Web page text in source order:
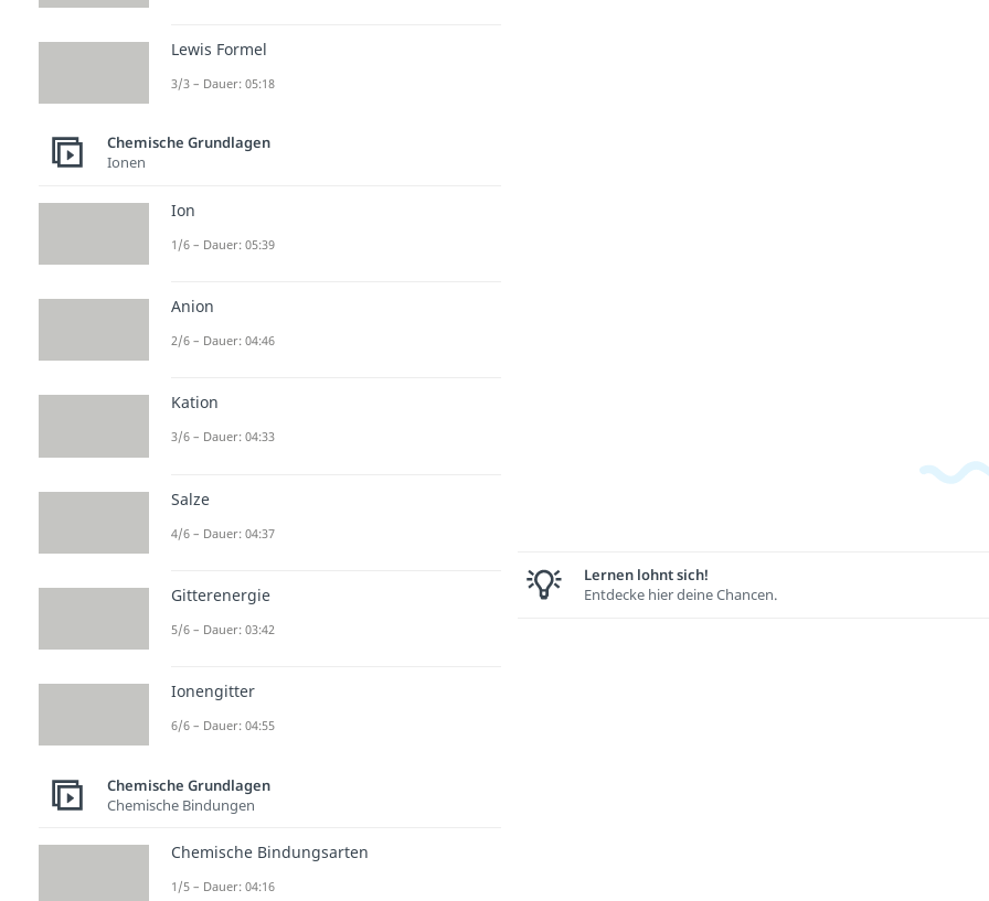
Lernen lohnt sich!
Entdecke hier deine Chancen.
Lewis Formel
3/3 – Dauer: 05:18
Chemische Grundlagen
Ionen
Ion
1/6 – Dauer: 05:39
Anion
2/6 – Dauer: 04:46
Kation
3/6 – Dauer: 04:33
Salze
4/6 – Dauer: 04:37
Gitterenergie
5/6 – Dauer: 03:42
Ionengitter
6/6 – Dauer: 04:55
Chemische Grundlagen
Chemische Bindungen
Chemische Bindungsarten
1/5 – Dauer: 04:16